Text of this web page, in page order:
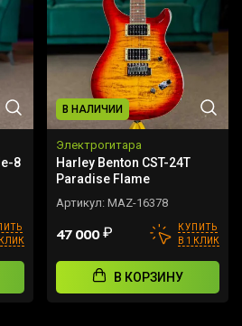
8
В НАЛИЧИИ
Электрогитара
Harley Benton CST-24T
Paradise Flame
Артикул: MAZ-16378
47 000₽
КУПИТЬ
В 1 КЛИК
В КОРЗИНУ